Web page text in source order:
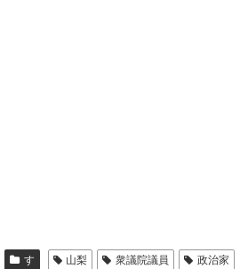
す 山梨 衆議院議員 政治家